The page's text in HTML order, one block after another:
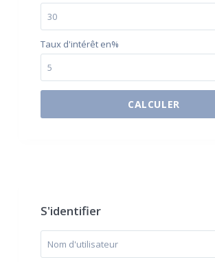
Taux d'intérêt en%
CALCULER
$500 / month
S'identifier